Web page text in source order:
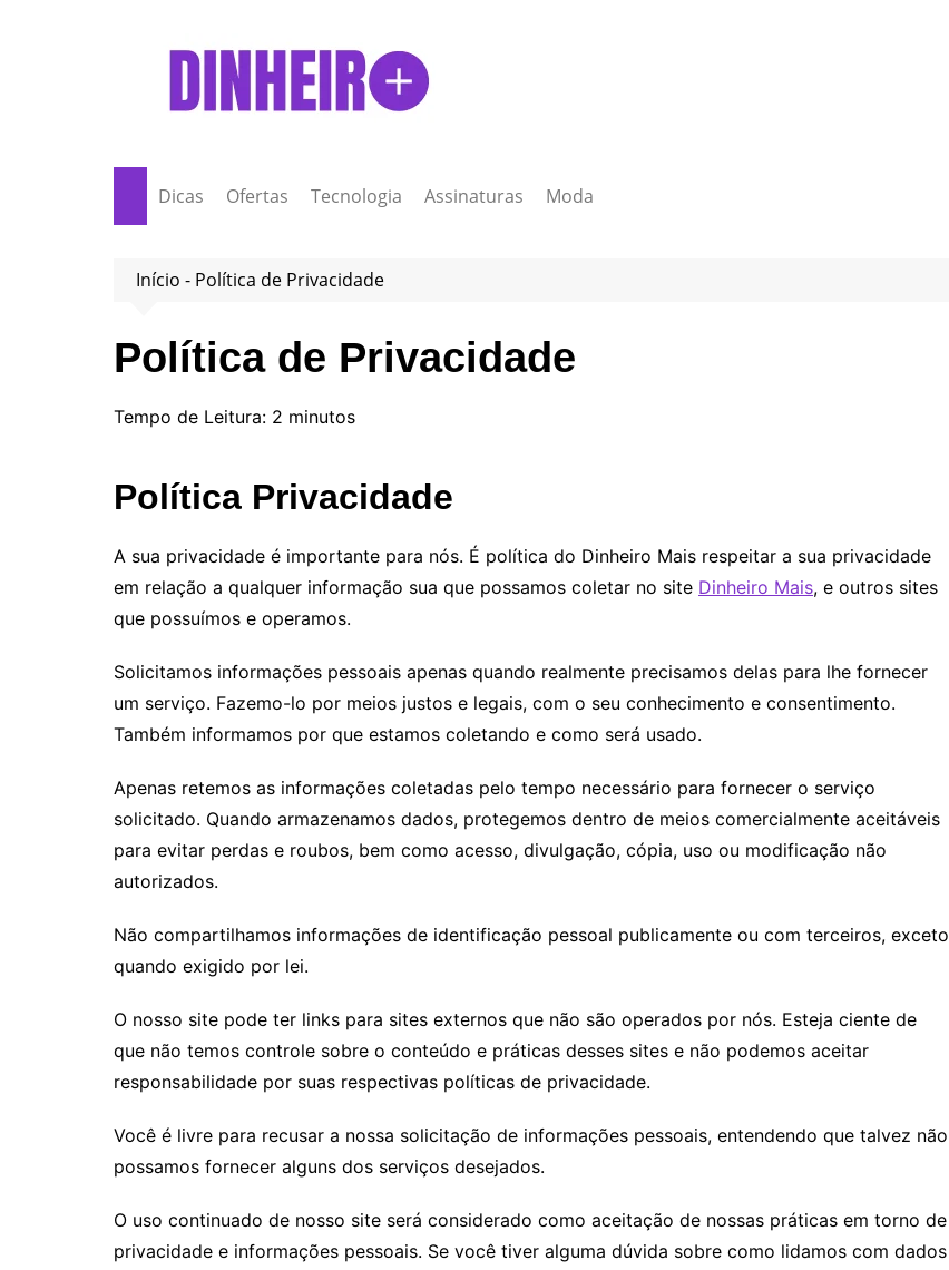
Dicas Ofertas Tecnologia Assinaturas Moda
Início - Política de Privacidade
Política de Privacidade
Tempo de Leitura: 2 minutos
Política Privacidade
A sua privacidade é importante para nós. É política do Dinheiro Mais respeitar a sua privacidade
em relação a qualquer informação sua que possamos coletar no site Dinheiro Mais, e outros sites
que possuímos e operamos.
Solicitamos informações pessoais apenas quando realmente precisamos delas para lhe fornecer
um serviço. Fazemo-lo por meios justos e legais, com o seu conhecimento e consentimento.
Também informamos por que estamos coletando e como será usado.
Apenas retemos as informações coletadas pelo tempo necessário para fornecer o serviço
solicitado. Quando armazenamos dados, protegemos dentro de meios comercialmente aceitáveis ​​
para evitar perdas e roubos, bem como acesso, divulgação, cópia, uso ou modificação não
autorizados.
Não compartilhamos informações de identificação pessoal publicamente ou com terceiros, exceto
quando exigido por lei.
O nosso site pode ter links para sites externos que não são operados por nós. Esteja ciente de
que não temos controle sobre o conteúdo e práticas desses sites e não podemos aceitar
responsabilidade por suas respectivas políticas de privacidade.
Você é livre para recusar a nossa solicitação de informações pessoais, entendendo que talvez não
possamos fornecer alguns dos serviços desejados.
O uso continuado de nosso site será considerado como aceitação de nossas práticas em torno de
privacidade e informações pessoais. Se você tiver alguma dúvida sobre como lidamos com dados